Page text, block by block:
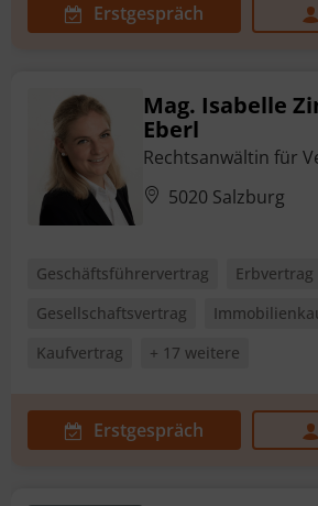
Erstgespräch
Mag. Isabelle
Eberl
Rechtsanwältin für
5020 Salzburg
Geschäftsführervertrag
Erbvertrag
Gesellschaftsvertrag
Kaufvertrag
+ 17 weitere
Erstgespräch